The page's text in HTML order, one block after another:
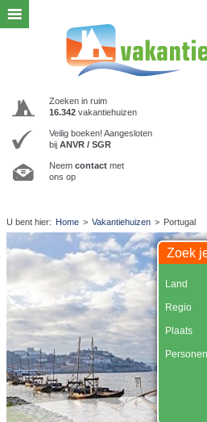
Zoeken in ruim
16.342 vakantiehuizen
Veilig boeken! Aangesloten
bij ANVR / SGR
Neem contact met
ons op
U bent hier: Home > Vakantiehuizen > Portugal
Zoek
Land
Regio
Plaats
Personen